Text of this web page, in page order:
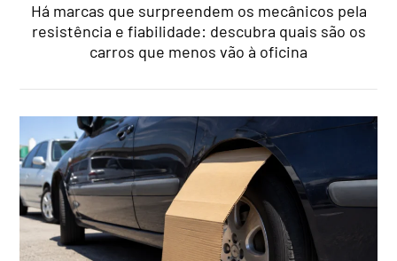
Há marcas que surpreendem os mecânicos pela
resistência e fiabilidade: descubra quais são os
carros que menos vão à oficina